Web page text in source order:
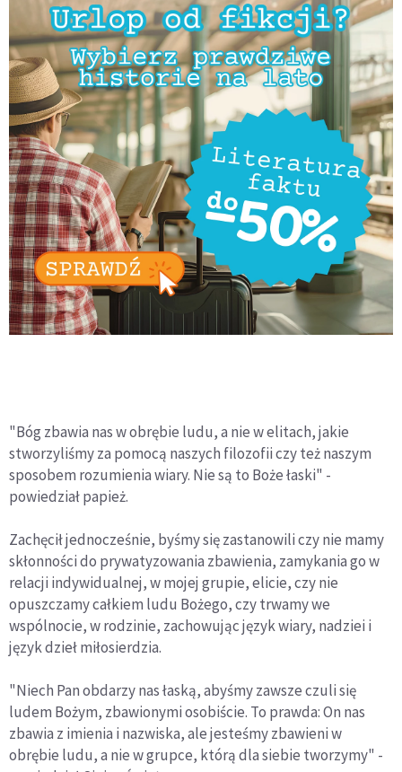
"Bóg zbawia nas w obrębie ludu, a nie w elitach, jakie
stworzyliśmy za pomocą naszych filozofii czy też naszym
sposobem rozumienia wiary. Nie są to Boże łaski" -
powiedział papież.
Zachęcił jednocześnie, byśmy się zastanowili czy nie mamy
skłonności do prywatyzowania zbawienia, zamykania go w
relacji indywidualnej, w mojej grupie, elicie, czy nie
opuszczamy całkiem ludu Bożego, czy trwamy we
wspólnocie, w rodzinie, zachowując język wiary, nadziei i
język dzieł miłosierdzia.
"Niech Pan obdarzy nas łaską, abyśmy zawsze czuli się
ludem Bożym, zbawionymi osobiście. To prawda: On nas
zbawia z imienia i nazwiska, ale jesteśmy zbawieni w
obrębie ludu, a nie w grupce, którą dla siebie tworzymy" -